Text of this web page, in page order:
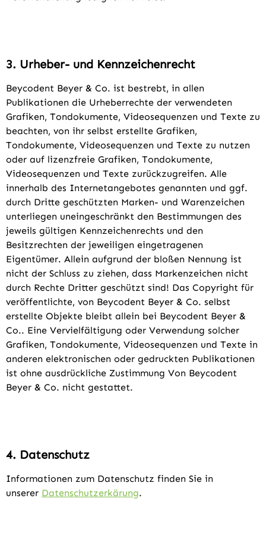
3. Urheber- und Kennzeichenrecht
Beycodent Beyer & Co. ist bestrebt, in allen
Publikationen die Urheberrechte der verwendeten
Grafiken, Tondokumente, Videosequenzen und Texte zu
beachten, von ihr selbst erstellte Grafiken,
Tondokumente, Videosequenzen und Texte zu nutzen
oder auf lizenzfreie Grafiken, Tondokumente,
Videosequenzen und Texte zurückzugreifen. Alle
innerhalb des Internetangebotes genannten und ggf.
durch Dritte geschützten Marken- und Warenzeichen
unterliegen uneingeschränkt den Bestimmungen des
jeweils gültigen Kennzeichenrechts und den
Besitzrechten der jeweiligen eingetragenen
Eigentümer. Allein aufgrund der bloßen Nennung ist
nicht der Schluss zu ziehen, dass Markenzeichen nicht
durch Rechte Dritter geschützt sind! Das Copyright für
veröffentlichte, von Beycodent Beyer & Co. selbst
erstellte Objekte bleibt allein bei Beycodent Beyer &
Co.. Eine Vervielfältigung oder Verwendung solcher
Grafiken, Tondokumente, Videosequenzen und Texte in
anderen elektronischen oder gedruckten Publikationen
ist ohne ausdrückliche Zustimmung Von Beycodent
Beyer & Co. nicht gestattet.
4. Datenschutz
Informationen zum Datenschutz finden Sie in
unserer Datenschutzerkärung.